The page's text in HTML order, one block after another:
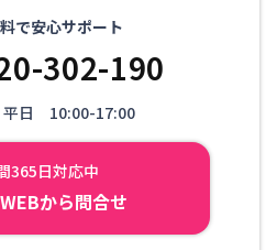
で安心サポート
302-190
平日 10:00-17:00
365日対応中
WEBから問合せ